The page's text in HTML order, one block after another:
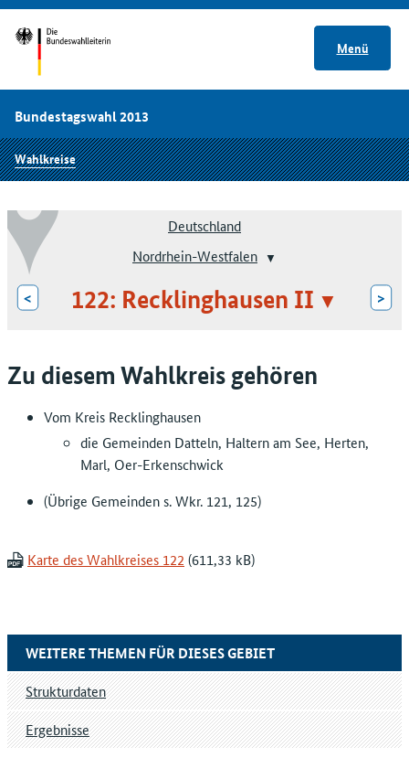
Menü
Bundestagswahl 2013
Wahlkreise
Deutschland
Nordrhein-Westfalen
< 122: Recklinghausen II >
Zu diesem Wahlkreis gehören
Vom Kreis Recklinghausen
die Gemeinden Datteln, Haltern am See, Herten,
Marl, Oer-Erkenschwick
(Übrige Gemeinden s. Wkr. 121, 125)
Karte des Wahlkreises 122
WEITERE THEMEN FÜR DIESES GEBIET
Strukturdaten
Ergebnisse